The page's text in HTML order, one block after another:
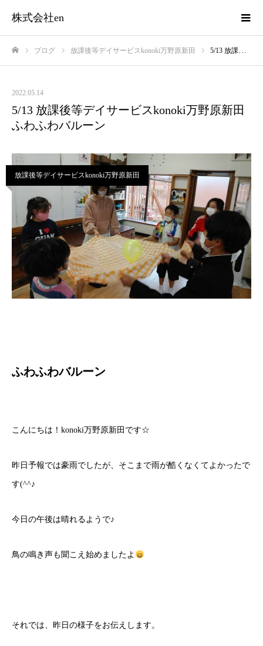
株式会社en
ブログ 放課後等デイサービスkonoki万野原新田 5/13 放課後等デイサービスkonoki万野原新田 ふわふわバルーン
2022.05.14
5/13 放課後等デイサービスkonoki万野原新田
ふわふわバルーン
放課後等デイサービスkonoki万野原新田
ふわふわバルーン
こんにちは！konoki万野原新田です☆
昨日予報では豪雨でしたが、そこまで雨が酷くなくてよかったで
す(^^♪
今日の午後は晴れるようで♪
鳥の鳴き声も聞こえ始めましたよ
それでは、昨日の様子をお伝えします。